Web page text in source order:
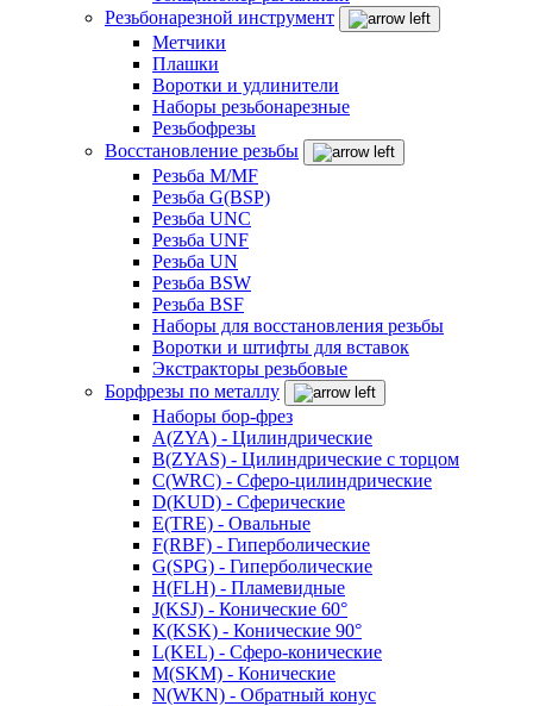
Резьбонарезной инструмент
Метчики
Плашки
Воротки и удлинители
Наборы резьбонарезные
Резьбофрезы
Восстановление резьбы
Резьба M/MF
Резьба G(BSP)
Резьба UNC
Резьба UNF
Резьба UN
Резьба BSW
Резьба BSF
Наборы для восстановления резьбы
Воротки и штифты для вставок
Экстракторы резьбовые
Борфрезы по металлу
Наборы бор-фрез
A(ZYA) - Цилиндрические
B(ZYAS) - Цилиндрические с торцом
C(WRC) - Сферо-цилиндрические
D(KUD) - Сферические
E(TRE) - Овальные
F(RBF) - Гиперболические
G(SPG) - Гиперболические
H(FLH) - Пламевидные
J(KSJ) - Конические 60°
K(KSK) - Конические 90°
L(KEL) - Сферо-конические
M(SKM) - Конические
N(WKN) - Обратный конус